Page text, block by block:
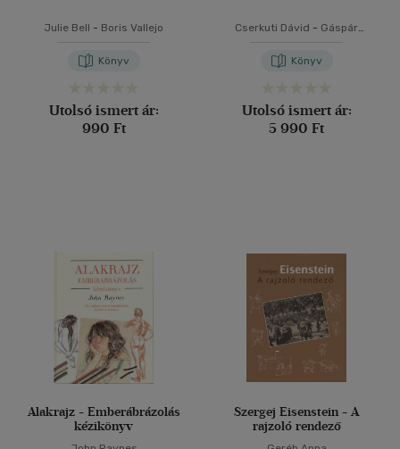
Julie Bell - Boris Vallejo
Könyv
Utolsó ismert ár:
990 Ft
Cserkuti Dávid - Gáspár
Könyv
Utolsó ismert ár:
5 990 Ft
Alakrajz - Emberábrázolás
kézikönyv
Szergej Eisenstein - A
rajzoló rendező